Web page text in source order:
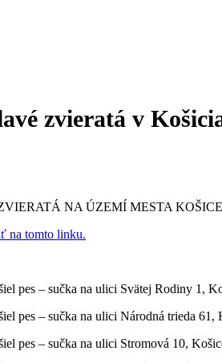
zvieratá v
NA ÚZEMÍ MESTA
na tomto linku.
pes – sučka na ulici Svätej Rodiny 1,
pes – sučka na ulici Národná trieda 61,
pes – sučka na ulici Stromová 10,